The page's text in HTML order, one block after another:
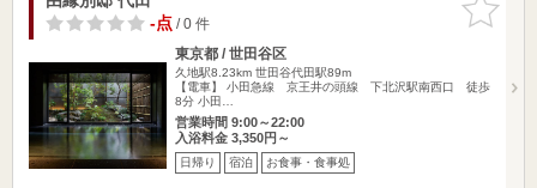
りに追加
-点/ 0 件
東京都 / 世田谷区
久地駅8.23km 世田谷代田駅89m
【電車】 小田急線 京王井の頭線 下北沢駅南西口 徒歩
8分 小田…
営業時間 9:00～22:00
入浴料金 3,350円～
日帰り 宿泊 お食事・食事処